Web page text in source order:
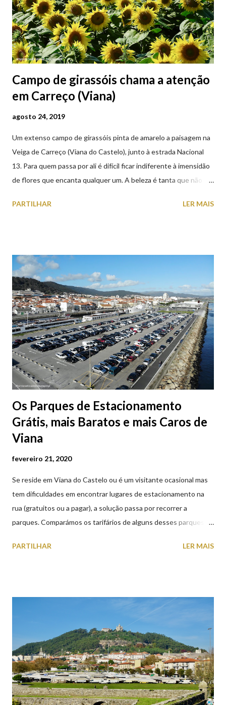
Campo de girassóis chama a atenção
em Carreço (Viana)
agosto 24, 2019
Um extenso campo de girassóis pinta de amarelo a paisagem na
Veiga de Carreço (Viana do Castelo), junto à estrada Nacional
13. Para quem passa por ali é difícil ficar indiferente à imensidão
de flores que encanta qualquer um. A beleza é tanta que não
aproveite a paisagem como cenário para tirar algumas
PARTILHAR LER MAIS
Os Parques de Estacionamento
Grátis, mais Baratos e mais Caros de
Viana
fevereiro 21, 2020
Se reside em Viana do Castelo ou é um visitante ocasional mas
tem dificuldades em encontrar lugares de estacionamento na
rua (gratuitos ou a pagar), a solução passa por recorrer a
parques. Comparámos os tarifários de alguns desses parques de
subterrâneos) perto do centro da cidade (entenda-se por
subterrâneos. O Parque da Estação Viana Shopping é grátis de
2ª a 5ª feira a partir das 20:00 (DIAS ÚTEIS)
PARTILHAR LER MAIS